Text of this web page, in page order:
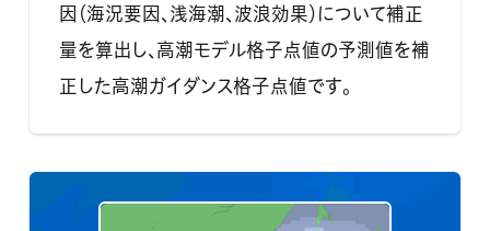
因（海況要因、浅海潮、波浪効果）について補正
量を算出し、高潮モデル格子点値の予測値を補
正した高潮ガイダンス格子点値です。